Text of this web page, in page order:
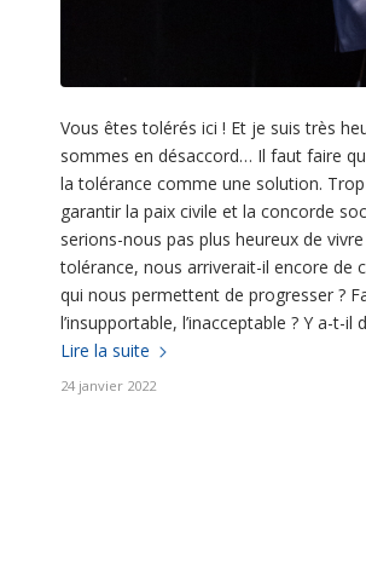
Vous êtes tolérés ici ! Et je suis très
sommes en désaccord… Il faut faire
la tolérance comme une solution.
garantir la paix civile et la concorde
serions-nous pas plus heureux de
tolérance, nous arriverait-il encore de
qui nous permettent de progresser ?
l’insupportable, l’inacceptable ? Y a-t-
Lire la suite
24 janvier 2022